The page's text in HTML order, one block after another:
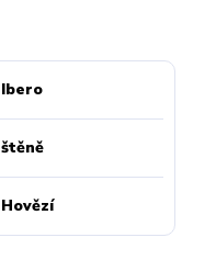
Ibero
štěně
Hovězí